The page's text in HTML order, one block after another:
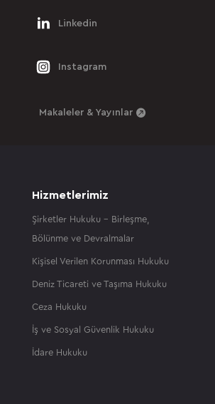
Linkedin
Instagram
Makaleler & Yayınlar
Hizmetlerimiz
Şirketler Hukuku – Birleşme,
Bölünme ve Devralmalar
Kişisel Verilen Korunması Hukuku
Deniz Ticareti ve Taşıma Hukuku
Ceza Hukuku
İş ve Sosyal Güvenlik Hukuku
İdare Hukuku